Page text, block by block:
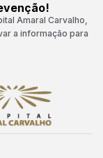
Amaral Carvalho,
a informação para